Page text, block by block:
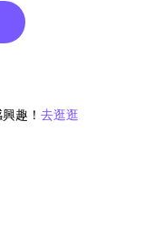
趣！ 去逛逛